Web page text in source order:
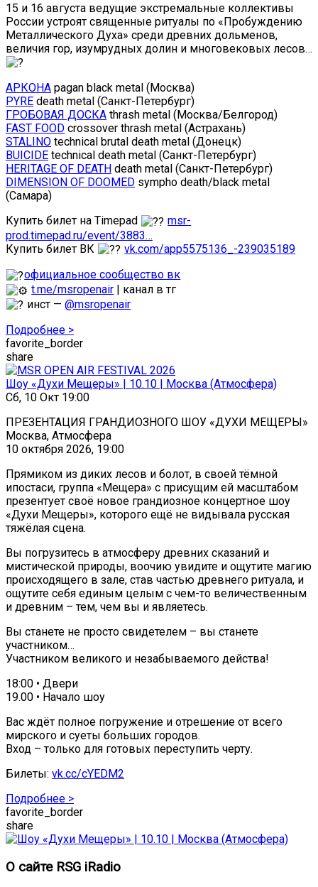
15 и 16 августа ведущие экстремальные коллективы
России устроят священные ритуалы по «Пробуждению
Металлического Духа» среди древних дольменов,
величия гор, изумрудных долин и многовековых лесов…
АРКОНА pagan black metal (Москва)
PYRE death metal (Санкт-Петербург)
ГРОБОВАЯ ДОСКА thrash metal (Москва/Белгород)
FAST FOOD crossover thrash metal (Астрахань)
STALINO technical brutal death metal (Донецк)
BUICIDE technical death metal (Санкт-Петербург)
HERITAGE OF DEATH death metal (Санкт-Петербург)
DIMENSION OF DOOMED sympho death/black metal
(Самара)
Купить билет на Timepad
msr-
prod.timepad.ru/event/3883…
Купить билет ВК
vk.com/app5575136_-239035189
официальное сообщество вк
t.me/msropenair | канал в тг
инст —@msropenair
Подробнее >
favorite_border
share
Шоу «Духи Мещеры» | 10.10 | Москва (Атмосфера)
Сб, 10 Окт 19:00
ПРЕЗЕНТАЦИЯ ГРАНДИОЗНОГО ШОУ «ДУХИ МЕЩЕРЫ»
Москва, Атмосфера
10 октября 2026, 19:00
Прямиком из диких лесов и болот, в своей тёмной
ипостаси, группа «Мещера» с присущим ей масштабом
презентует своё новое грандиозное концертное шоу
«Духи Мещеры», которого ещё не видывала русская
тяжёлая сцена.
Вы погрузитесь в атмосферу древних сказаний и
мистической природы, воочию увидите и ощутите магию
происходящего в зале, став частью древнего ритуала, и
ощутите себя единым целым с чем-то величественным
и древним – тем, чем вы и являетесь.
Вы станете не просто свидетелем – вы станете
участником…
Участником великого и незабываемого действа!
18:00 • Двери
19.00 • Начало шоу
Вас ждёт полное погружение и отрешение от всего
мирского и суеты больших городов.
Вход – только для готовых переступить черту.
Билеты: vk.cc/cYEDM2
Подробнее >
favorite_border
share
О сайте RSG iRadio